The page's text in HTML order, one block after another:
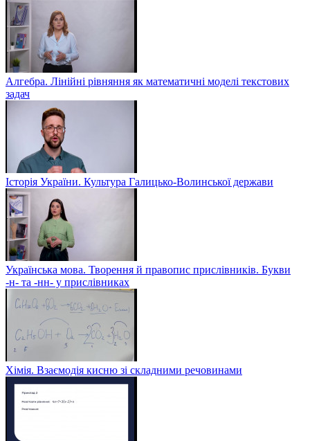
Алгебра. Лінійні рівняння як математичні моделі текстових
задач
Історія України. Культура Галицько-Волинської держави
Українська мова. Творення й правопис прислівників. Букви
-н- та -нн- у прислівниках
Хімія. Взаємодія кисню зі складними речовинами